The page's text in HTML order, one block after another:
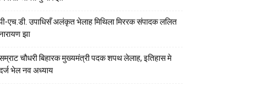
एच.डी. उपाधिसँ अलंकृत भेलाह मिथिला मिररक संपादक ललित
झा
चौधरी बिहारक मुख्यमंत्री पदक शपथ लेलाह, इतिहास मे
भेल नव अध्याय